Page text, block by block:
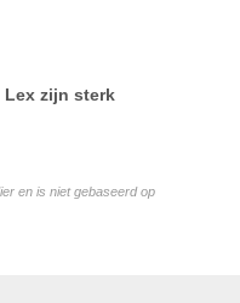
Lex zijn sterk
en is niet gebaseerd op